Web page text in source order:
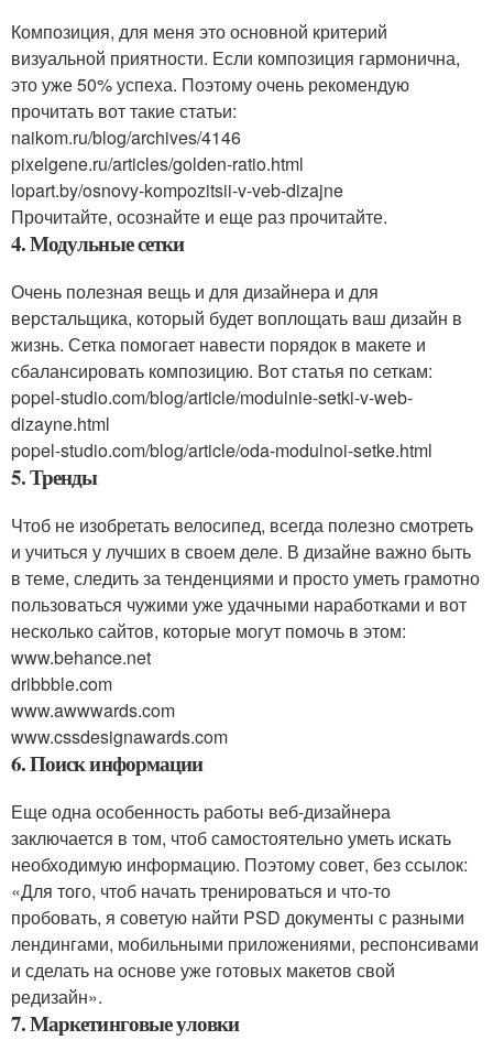
Композиция, для меня это основной критерий
визуальной приятности. Если композиция гармонична,
это уже 50% успеха. Поэтому очень рекомендую
прочитать вот такие статьи:
naikom.ru/blog/archives/4146
pixelgene.ru/articles/golden-ratio.html
lopart.by/osnovy-kompozitsii-v-veb-dizajne
Прочитайте, осознайте и еще раз прочитайте.
4. Модульные сетки
Очень полезная вещь и для дизайнера и для
верстальщика, который будет воплощать ваш дизайн в
жизнь. Сетка помогает навести порядок в макете и
сбалансировать композицию. Вот статья по сеткам:
popel-studio.com/blog/article/modulnie-setki-v-web-
dizayne.html
popel-studio.com/blog/article/oda-modulnoi-setke.html
5. Тренды
Чтоб не изобретать велосипед, всегда полезно смотреть
и учиться у лучших в своем деле. В дизайне важно быть
в теме, следить за тенденциями и просто уметь грамотно
пользоваться чужими уже удачными наработками и вот
несколько сайтов, которые могут помочь в этом:
www.behance.net
dribbble.com
www.awwwards.com
www.cssdesignawards.com
6. Поиск информации
Еще одна особенность работы веб-дизайнера
заключается в том, чтоб самостоятельно уметь искать
необходимую информацию. Поэтому совет, без ссылок:
«Для того, чтоб начать тренироваться и что-то
пробовать, я советую найти PSD документы с разными
лендингами, мобильными приложениями, респонсивами
и сделать на основе уже готовых макетов свой
редизайн».
7. Маркетинговые уловки